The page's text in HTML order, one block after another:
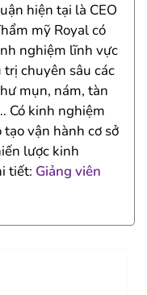
hiện tại là CEO
mỹ Royal có
nghiệm lĩnh vực
trị chuyên sâu các
mụn, nám, tàn
Có kinh nghiệm
tạo vận hành cơ sở
lược kinh
tiết: Giảng viên